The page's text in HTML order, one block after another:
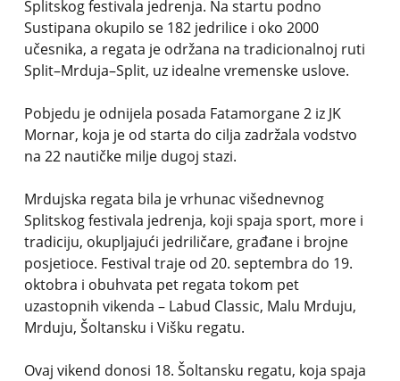
Splitskog festivala jedrenja. Na startu podno
Sustipana okupilo se 182 jedrilice i oko 2000
učesnika, a regata je održana na tradicionalnoj ruti
Split–Mrduja–Split, uz idealne vremenske uslove.
Pobjedu je odnijela posada Fatamorgane 2 iz JK
Mornar, koja je od starta do cilja zadržala vodstvo
na 22 nautičke milje dugoj stazi.
Mrdujska regata bila je vrhunac višednevnog
Splitskog festivala jedrenja, koji spaja sport, more i
tradiciju, okupljajući jedriličare, građane i brojne
posjetioce. Festival traje od 20. septembra do 19.
oktobra i obuhvata pet regata tokom pet
uzastopnih vikenda – Labud Classic, Malu Mrduju,
Mrduju, Šoltansku i Višku regatu.
Ovaj vikend donosi 18. Šoltansku regatu, koja spaja